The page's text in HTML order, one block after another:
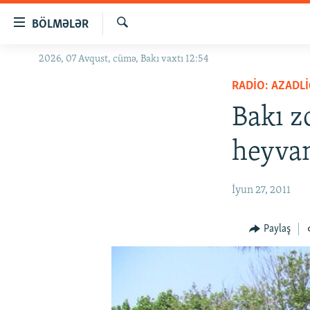
BÖLMƏLƏR
GÜNDƏM
Axtar
2026, 07 Avqust, cümə, Bakı vaxtı 12:54
RADIO:
Bakı
İyun 27, 2011
Paylaş